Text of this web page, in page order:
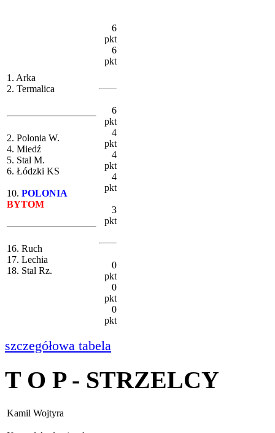
1. Arka
2. Termalica
2. Polonia W.
4. Miedź
5. Stal M.
6. Łódzki KS
10. POLONIA
BYTOM
16. Ruch
17. Lechia
18. Stal Rz.
6
pkt
6
pkt
6
pkt
4
pkt
4
pkt
4
pkt
3
pkt
0
pkt
0
pkt
0
pkt
szczegółowa tabela
T O P - STRZELCY
Kamil Wojtyra